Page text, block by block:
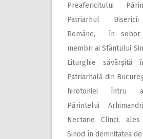
Preafericitului
Patriarhul
Române, în sobor
membri ai Sfântului
Liturghie săvârşită
Patriarhală din
hirotoniei întru
Părintelui
Nectarie Clinci,
Sinod în demnitatea